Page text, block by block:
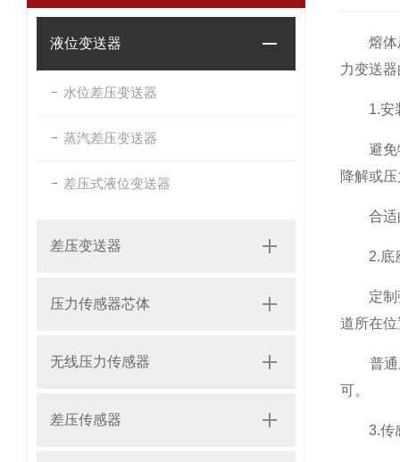
液位变送器
水位差压变送器
蒸汽差压变送器
差压式液位变送器
差压变送器
压力传感器芯体
无线压力传感器
差压传感器
熔体压
力变送
1.安装
避免物
降解或
合适的
2.底
定制弧
道所在
普通底
可。
3.传